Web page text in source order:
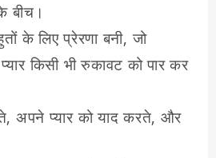
बीच।
के लिए प्रेरणा बनी, जो
किसी भी रुकावट को पार कर
अपने प्यार को याद करते, और